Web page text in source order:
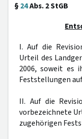
§24Abs. 2 StGB
I. Auf die
Urteil des
2006, soweit es
Feststellungen
II. Auf die
vorbezeichnete
zugehörigen